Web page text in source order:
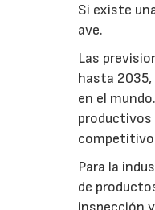
Si existe
ave.
Las
hasta 2035,
en el
productivos
Para la
de